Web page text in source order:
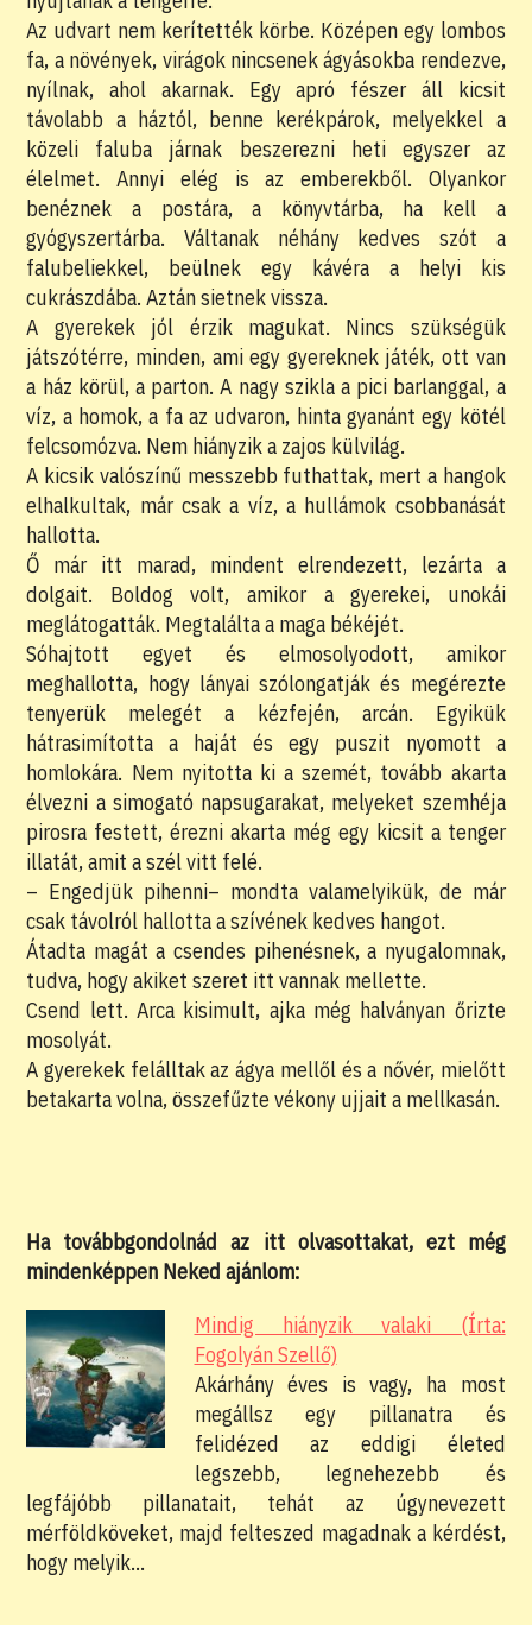
Az udvart nem kerítették körbe. Középen egy lombos
fa, a növények, virágok nincsenek ágyásokba rendezve,
nyílnak, ahol akarnak. Egy apró fészer áll kicsit
távolabb a háztól, benne kerékpárok, melyekkel a
közeli faluba járnak beszerezni heti egyszer az
élelmet. Annyi elég is az emberekből. Olyankor
benéznek a postára, a könyvtárba, ha kell a
gyógyszertárba. Váltanak néhány kedves szót a
falubeliekkel, beülnek egy kávéra a helyi kis
cukrászdába. Aztán sietnek vissza.
A gyerekek jól érzik magukat. Nincs szükségük
játszótérre, minden, ami egy gyereknek játék, ott van
a ház körül, a parton. A nagy szikla a pici barlanggal, a
víz, a homok, a fa az udvaron, hinta gyanánt egy kötél
felcsomózva. Nem hiányzik a zajos külvilág.
A kicsik valószínű messzebb futhattak, mert a hangok
elhalkultak, már csak a víz, a hullámok csobbanását
hallotta.
Ő már itt marad, mindent elrendezett, lezárta a
dolgait. Boldog volt, amikor a gyerekei, unokái
meglátogatták. Megtalálta a maga békéjét.
Sóhajtott egyet és elmosolyodott, amikor
meghallotta, hogy lányai szólongatják és megérezte
tenyerük melegét a kézfején, arcán. Egyikük
hátrasimította a haját és egy puszit nyomott a
homlokára. Nem nyitotta ki a szemét, tovább akarta
élvezni a simogató napsugarakat, melyeket szemhéja
pirosra festett, érezni akarta még egy kicsit a tenger
illatát, amit a szél vitt felé.
– Engedjük pihenni– mondta valamelyikük, de már
csak távolról hallotta a szívének kedves hangot.
Átadta magát a csendes pihenésnek, a nyugalomnak,
tudva, hogy akiket szeret itt vannak mellette.
Csend lett. Arca kisimult, ajka még halványan őrizte
mosolyát.
A gyerekek felálltak az ágya mellől és a nővér, mielőtt
betakarta volna, összefűzte vékony ujjait a mellkasán.
Ha továbbgondolnád az itt olvasottakat, ezt még
mindenképpen Neked ajánlom:
Mindig hiányzik valaki (Írta:
Fogolyán Szellő)
Akárhány éves is vagy, ha most
megállsz egy pillanatra és
felidézed az eddigi életed
legszebb, legnehezebb és
legfájóbb pillanatait, tehát az úgynevezett
mérföldköveket, majd felteszed magadnak a kérdést,
hogy melyik…